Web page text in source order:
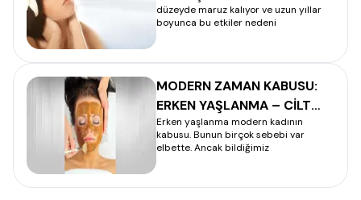
düzeyde maruz kalıyor ve uzun yıllar
boyunca bu etkiler nedeni
MODERN ZAMAN KABUSU:
ERKEN YAŞLANMA – CİLT
BAKIMI
Erken yaşlanma modern kadının
kabusu. Bunun birçok sebebi var
elbette. Ancak bildiğimiz